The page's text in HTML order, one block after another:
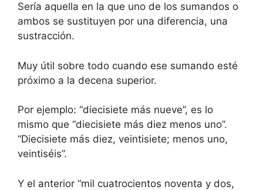
Sería aquella en la que uno de los sumandos o
ambos se sustituyen por una diferencia, una
sustracción.
Muy útil sobre todo cuando ese sumando esté
próximo a la decena superior.
Por ejemplo: “diecisiete más nueve”, es lo
mismo que “diecisiete más diez menos uno”.
“Diecisiete más diez, veintisiete; menos uno,
veintiséis”.
Y el anterior “mil cuatrocientos noventa y dos,